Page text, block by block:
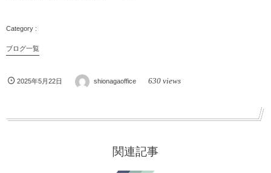
ブログ一覧
2025年5月22日 shionagaoffice 630 views
関連記事